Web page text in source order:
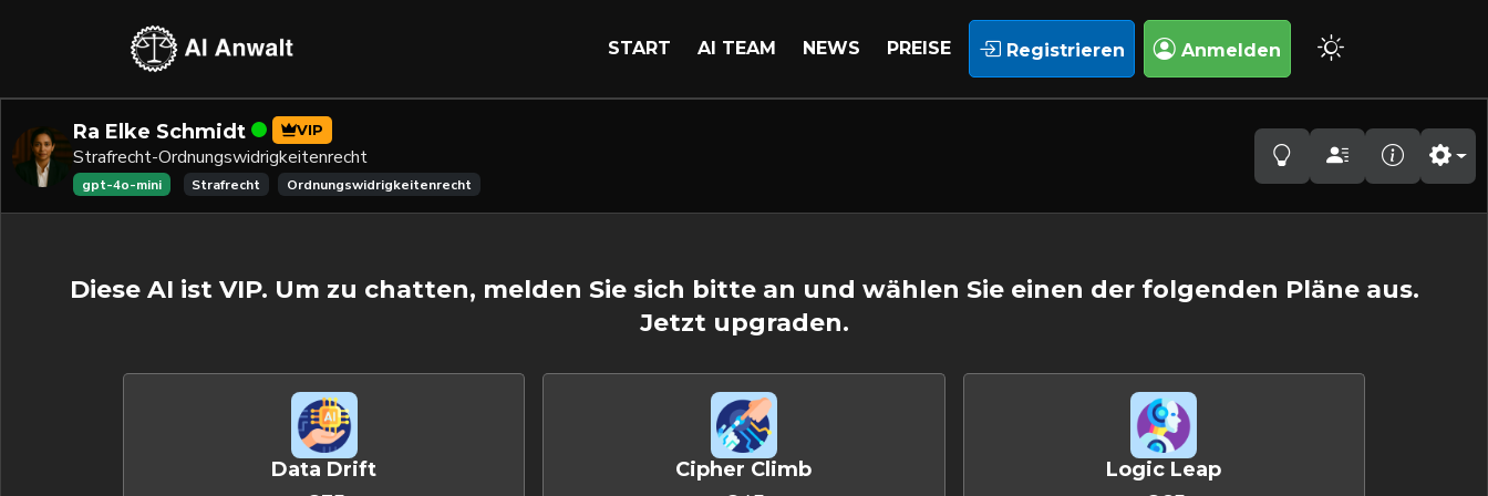
START AI TEAM NEWS PREISE Registrieren Anmelden
Ra Elke Schmidt VIP
Strafrecht-Ordnungswidrigkeitenrecht
gpt-4o-mini Strafrecht Ordnungswidrigkeitenrecht
Diese AI ist VIP. Um zu chatten, melden Sie sich bitte an und wählen Sie einen der folgenden Pläne aus.
Jetzt upgraden.
Data Drift Cipher Climb Logic Leap